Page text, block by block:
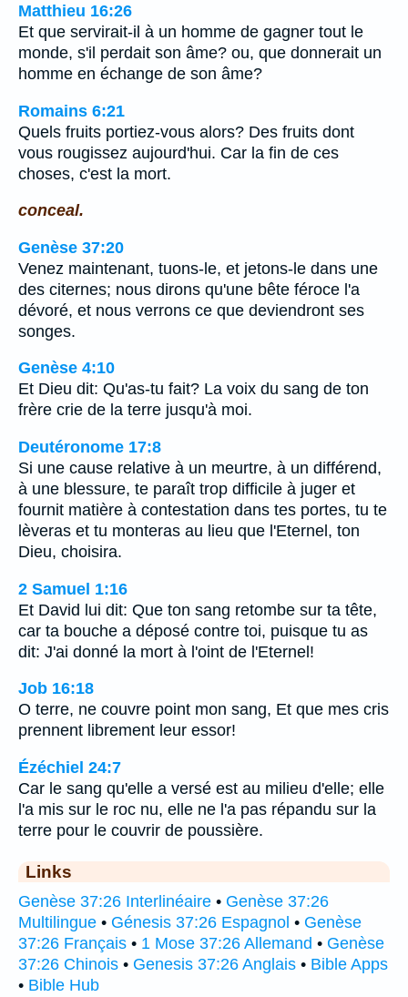
Matthieu 16:26
Et que servirait-il à un homme de gagner tout le
monde, s'il perdait son âme? ou, que donnerait un
homme en échange de son âme?
Romains 6:21
Quels fruits portiez-vous alors? Des fruits dont
vous rougissez aujourd'hui. Car la fin de ces
choses, c'est la mort.
conceal.
Genèse 37:20
Venez maintenant, tuons-le, et jetons-le dans une
des citernes; nous dirons qu'une bête féroce l'a
dévoré, et nous verrons ce que deviendront ses
songes.
Genèse 4:10
Et Dieu dit: Qu'as-tu fait? La voix du sang de ton
frère crie de la terre jusqu'à moi.
Deutéronome 17:8
Si une cause relative à un meurtre, à un différend,
à une blessure, te paraît trop difficile à juger et
fournit matière à contestation dans tes portes, tu te
lèveras et tu monteras au lieu que l'Eternel, ton
Dieu, choisira.
2 Samuel 1:16
Et David lui dit: Que ton sang retombe sur ta tête,
car ta bouche a déposé contre toi, puisque tu as
dit: J'ai donné la mort à l'oint de l'Eternel!
Job 16:18
O terre, ne couvre point mon sang, Et que mes cris
prennent librement leur essor!
Ézéchiel 24:7
Car le sang qu'elle a versé est au milieu d'elle; elle
l'a mis sur le roc nu, elle ne l'a pas répandu sur la
terre pour le couvrir de poussière.
Links
Genèse 37:26 Interlinéaire • Genèse 37:26
Multilingue • Génesis 37:26 Espagnol • Genèse
37:26 Français • 1 Mose 37:26 Allemand • Genèse
37:26 Chinois • Genesis 37:26 Anglais • Bible Apps
• Bible Hub